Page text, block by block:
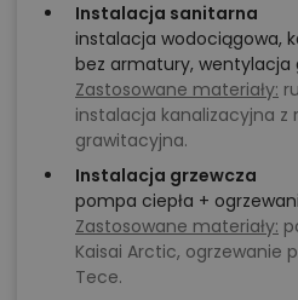
Instalacja sanitarna
instalacja wodociągowa,
bez armatury, wentylacja
Zastosowane materiały:
instalacja kanalizacyjna z
grawitacyjna.
Instalacja grzewcza
pompa ciepła +
Zastosowane materiały:
Kaisai Arctic, ogrzewanie
Tece.